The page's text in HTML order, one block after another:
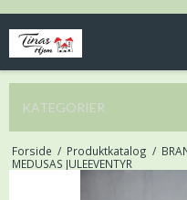
KATEGORIER
Forside / Produktkatalog /
MEDUSAS JULEEVENTYR